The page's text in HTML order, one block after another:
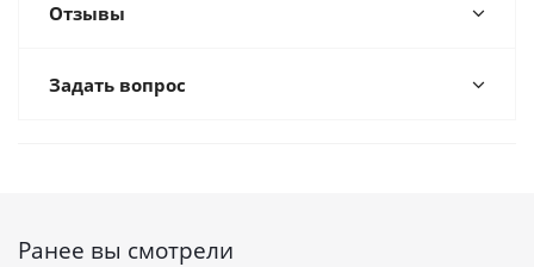
Отзывы
Задать вопрос
Ранее вы смотрели